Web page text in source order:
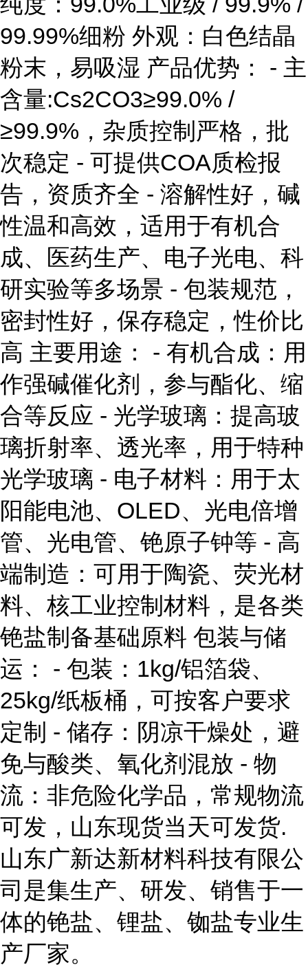
99.99%细粉 外观：白色结晶
粉末，易吸湿 产品优势： - 主
含量:Cs2CO3≥99.0% /
≥99.9%，杂质控制严格，批
次稳定 - 可提供COA质检报
告，资质齐全 - 溶解性好，碱
性温和高效，适用于有机合
成、医药生产、电子光电、科
研实验等多场景 - 包装规范，
密封性好，保存稳定，性价比
高 主要用途： - 有机合成：用
作强碱催化剂，参与酯化、缩
合等反应 - 光学玻璃：提高玻
璃折射率、透光率，用于特种
光学玻璃 - 电子材料：用于太
阳能电池、OLED、光电倍增
管、光电管、铯原子钟等 - 高
端制造：可用于陶瓷、荧光材
料、核工业控制材料，是各类
铯盐制备基础原料 包装与储
运： - 包装：1kg/铝箔袋、
25kg/纸板桶，可按客户要求
定制 - 储存：阴凉干燥处，避
免与酸类、氧化剂混放 - 物
流：非危险化学品，常规物流
可发，山东现货当天可发货.
山东广新达新材料科技有限公
司是集生产、研发、销售于一
体的铯盐、锂盐、铷盐专业生
产厂家。